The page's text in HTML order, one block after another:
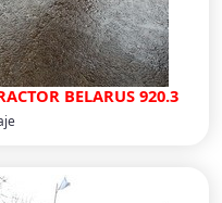
BELARUS 920.3